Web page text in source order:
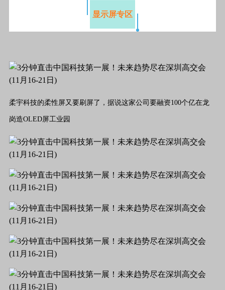
显示屏专区
柔宇科技的柔性屏又要刷屏了，据说这家公司要融资100个亿在龙
岗造OLED屏工业园